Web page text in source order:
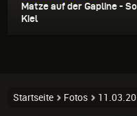
Matze auf der Gapline -
Kiel
Startseite Fotos